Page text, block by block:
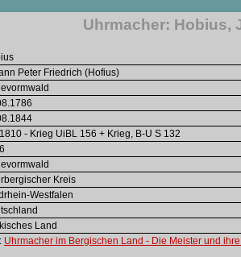
Uhrmacher: Hobius,
Peter Friedrich (Hofius)
- Krieg UiBL 156 + Krieg, B-U S 132
Kreis
Westfalen
Land
Uhrmacher im Bergischen Land - Die Meister und